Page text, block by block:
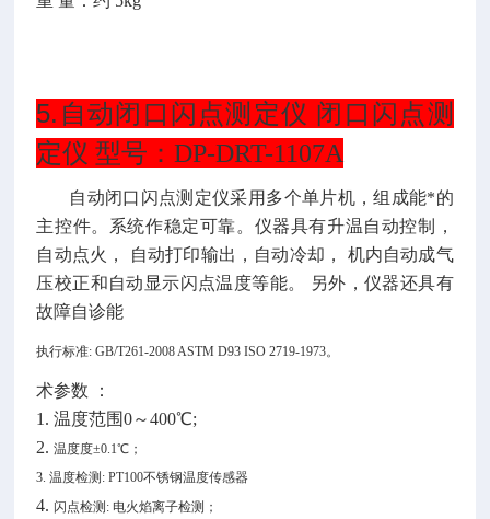
5. 自动闭口闪点测定仪 闭口闪点测
定仪 型号：DP-DRT-1107A
自动闭口闪点测定仪采用多个单片机，组成能*的
主控件。系统作稳定可靠。仪器具有升温自动控制，
自动点火，
自动打印输出，自动冷却，
机内自动成气
压校正和自动显示闪点温度等能。
另外，仪器还具有
故障自诊能
执行标准: GB/T261-2008 ASTM D93 ISO 2719-1973。
术参数
：
1. 温度范围0～400℃;
2.温度度±0.1℃；
3. 温度检测: PT100不锈钢温度传感器
4. 闪点检测 : 电火焰离子检测；